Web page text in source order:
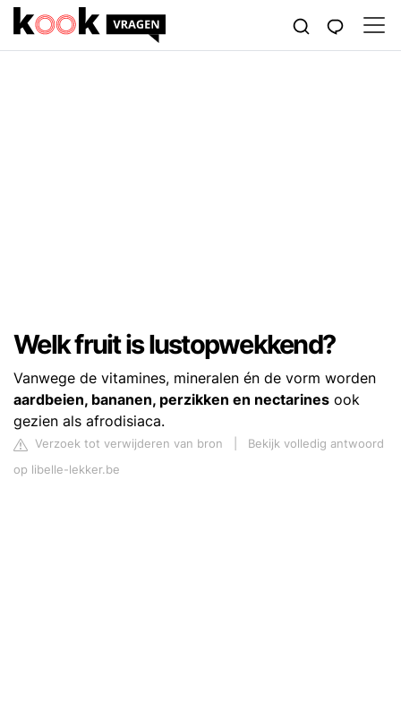
Welk fruit is lustopwekkend?
Vanwege de vitamines, mineralen én de vorm worden
aardbeien, bananen, perzikken en nectarines ook
gezien als afrodisiaca.
Verzoek tot verwijderen van bron
Bekijk volledig antwoord
op libelle-lekker.be